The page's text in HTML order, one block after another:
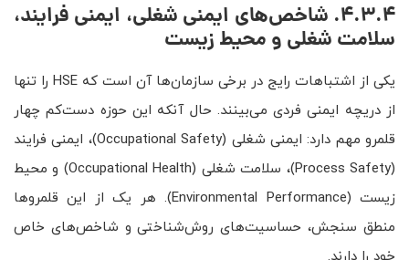
4.3.4. شاخص‌های ایمنی شغلی، ایمنی فرایند،
سلامت شغلی و محیط زیست
یکی از اشتباهات رایج در برخی سازمان‌ها آن است که HSE را تنها
از دریچه ایمنی فردی می‌بینند. حال آنکه این حوزه دست‌کم چهار
قلمرو مهم دارد: ایمنی شغلی (Occupational Safety)، ایمنی فرایند
(Process Safety)، سلامت شغلی (Occupational Health) و محیط
زیست (Environmental Performance). هر یک از این قلمروها
منطق سنجش، حساسیت‌های روش‌شناختی و شاخص‌های خاص